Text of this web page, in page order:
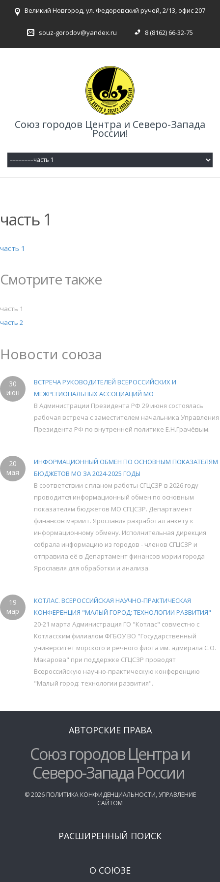
Великий Новгород, ул. Федоровский ручей, 2/13, офис 207
souz-gorodov@yandex.ru 8 (8162) 66-32-75
Союз городов Центра и Северо-Запада
России!
часть 1
часть 1
Смотрите также
часть 1
часть 2
Новости союза
30
июн
ВСТРЕЧА РУКОВОДИТЕЛЕЙ ВСЕРОССИЙСКИХ И
МЕЖРЕГИОНАЛЬНЫХ АССОЦИАЦИЙ МО
В Администрации Президента РФ 29 июня состоялась
рабочая встреча с заместителем начальника Управления
Президента РФ по внутренней политике Е.Н.Грачёвым.
20
мая
ИНФОРМАЦИОННЫЙ ОБМЕН ПО ОСНОВНЫМ ПОКАЗАТЕЛЯМ
БЮДЖЕТОВ МО ЗА 2024-2025 ГОДЫ
В соответствии с планом работы СГЦСЗР в 2026 году
проводится информационный обмен по основным
показателям бюджетов МО СГЦСЗР. Департамент
финансов мэрии г. Ярославля разработал анкету к
информационному обмену. Исполнительная дирекция
собрала информацию из городов - членов СГЦСЗР и
отправила её в Департамент финансов мэрии города
Ярославля для обработки и анализа.
19
мар
КОТЛАС. ВСЕРОССИЙСКАЯ НАУЧНО-ПРАКТИЧЕСКАЯ
КОНФЕРЕНЦИЯ "МАЛЫЙ ГОРОД: ТЕХНОЛОГИИ РАЗВИТИЯ"
20-21 марта Администрация ГО "Котлас" совместно с
Котласским филиалом ФГБОУ ВО "Государственный
университет морского и речного флота им. адмирала С.О.
Макарова" при поддержке СГЦСЗР проводят
Всероссийскую научно-практическую конференцию
"Малый город: технологии развития".
АВТОРСКИЕ ПРАВА
Союз городов Центра и
Северо-Запада России
©2026 ПОЛИТИКА КОНФИДЕНЦИАЛЬНОСТИ, УПРАВЛЕНИЕ
САЙТОМ
РАСШИРЕННЫЙ ПОИСК
О СОЮЗЕ